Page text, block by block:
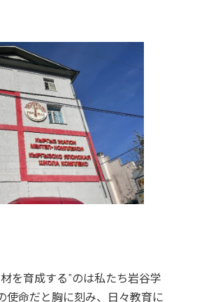
を育成する”のは私たち岩谷学
使命だと胸に刻み、日々教育に